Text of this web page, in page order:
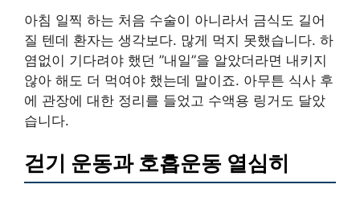
아침 일찍 하는 처음 수술이 아니라서 금식도 길어
질 텐데 환자는 생각보다. 많게 먹지 못했습니다. 하
염없이 기다려야 했던 ”내일”을 알았더라면 내키지
않아 해도 더 먹여야 했는데 말이죠. 아무튼 식사 후
에 관장에 대한 정리를 들었고 수액용 링거도 달았
습니다.
걷기 운동과 호흡운동 열심히